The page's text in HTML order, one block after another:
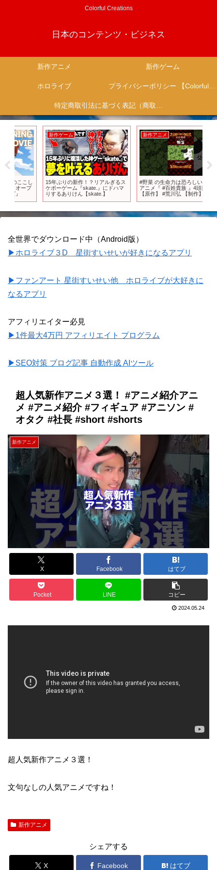
Colorful Creations
日本のコンテンツ・ビジネス
新作アニメ 新作ゲーム
ホロライブ プライバシーポリシー 【Colorful Creation】
特定商取引法に基づく表記（商取引に関する開示）
新作ゲーム
15年ぶりの新作！？リアルぎるス
ケボーゲーム『skate.』にドハマ
りするありけん【skate.】
新作アニメ
#野菜 の生命力は恐ろしい…！ TV
アニメ『 #百姓貴族 』4頭目 #野菜
【原作】 #荒川弘 【制作】Pie in
全世界でダウンロード中（Android版）
▶ホロライブ３D 星街すいせいが好きになるアプリ
▶ファンアート 星街すいせい他 ホロライブが大好きに
なるアプリ
アフィリエイター必見
▶1件最大4万円 アフィリエイト プログラム
▶SEO対策 ブログ記事 自動作成 AIツール
超人気新作アニメ３選！ #アニメ紹介アニ
メ #アニメ紹介 #フィギュア #アニソン #
オタク #社長 #short #shorts
新作アニメ
X Facebook はてブ
Pocket LINE コピー
2024.05.24
超人気新作アニメ３選！
文句なしの人気アニメですね！
新作アニメ
シェアする
X Facebook はてブ